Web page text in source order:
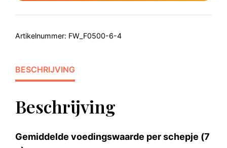
Artikelnummer: FW_F0500-6-4
BESCHRIJVING
Beschrijving
Gemiddelde voedingswaarde per schepje (7